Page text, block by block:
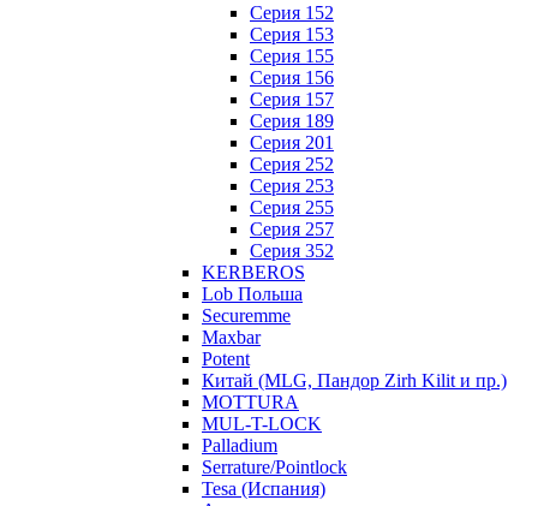
Серия 152
Серия 153
Серия 155
Серия 156
Серия 157
Серия 189
Серия 201
Серия 252
Серия 253
Серия 255
Серия 257
Серия 352
KERBEROS
Lob Польша
Securemme
Maxbar
Potent
Китай (MLG, Пандор Zirh Kilit и пр.)
MOTTURA
MUL-T-LOCK
Palladium
Serrature/Pointlock
Tesa (Испания)